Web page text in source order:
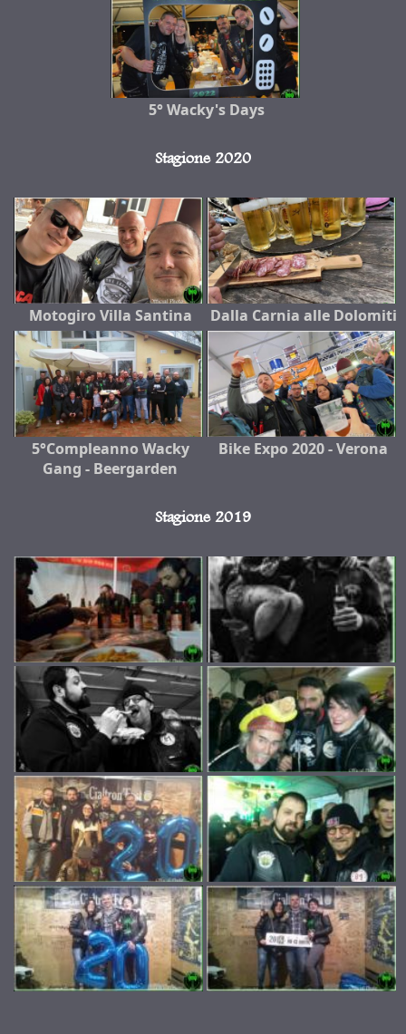
5° Wacky's Days
Stagione 2020
Motogiro Villa Santina Dalla Carnia alle Dolomiti
5°Compleanno Wacky
Gang - Beergarden
Bike Expo 2020 - Verona
Stagione 2019